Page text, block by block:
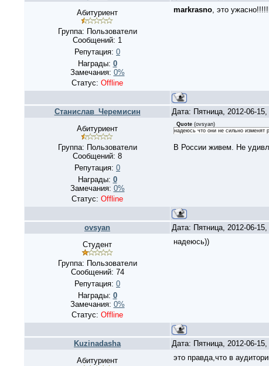
Абитуриент
Группа: Пользователи
Сообщений: 1
Репутация: 0
Награды: 0
Замечания: 0%
Статус: Offline
markrasno, это
Станислав_Черемисин Дата: Пятница, 2012-06-
Абитуриент
Группа: Пользователи
Сообщений: 8
Репутация: 0
Награды: 0
Замечания: 0%
Статус: Offline
Quote (ovsyan)
надеюсь что они не сильно изменят
В России живем. Не
ovsyan Дата: Пятница, 2012-06-
Студент
Группа: Пользователи
Сообщений: 74
Репутация: 0
Награды: 0
Замечания: 0%
Статус: Offline
надеюсь))
Kuzinadasha Дата: Пятница, 2012-06-
Абитуриент
это правда,что в